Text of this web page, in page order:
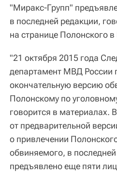
"Миракс-Групп"
в последней редакции,
на странице Полонского
"21 октября 2015 года
департамент МВД России
окончательную версию
Полонскому по
говорится в материалах.
от предварительной
о привлечении
обвиняемого, в
предъявлено еще пяти